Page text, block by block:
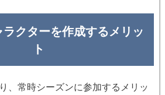
クターを作成するメリッ
ト
、常時シーズンに参加するメリッ